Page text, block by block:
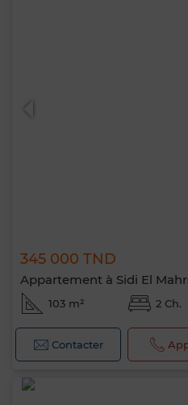
345 000 TND
Appartement à Sidi El
103 m² 2 Ch.
Contacter